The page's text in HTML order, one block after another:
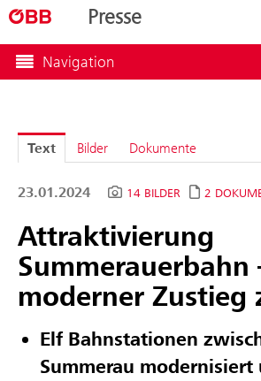
Presse
Navigation
Text Bilder Dokumente
23.01.2024 14 BILDER 2
Attraktivierung
Summerauerbahn
moderner Zustieg
Elf Bahnstationen
Summerau modernisiert